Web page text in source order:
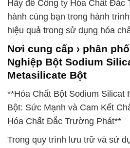
Hãy để Công ty Hóa Chất Đắc
hành cùng bạn trong hành
hiệu quả trong sử dụng hóa
Nơi cung cấp › phân
Nghiệp Bột Sodium
Metasilicate Bột
**Hóa Chất Bột Sodium Silicat
Bột: Sức Mạnh và Cam Kết
Hóa Chất Đắc Trường Phát**
Trong quy trình lưu trữ và sử